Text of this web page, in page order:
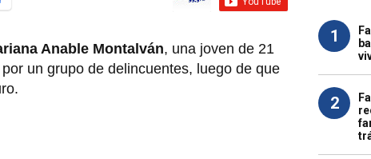
Anable Montalván, una joven de 21
un grupo de delincuentes, luego de que
1
2